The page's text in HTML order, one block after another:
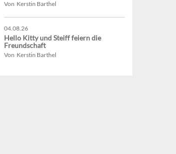
Von Kerstin Barthel
04.08.26
Hello Kitty und Steiff feiern die
Freundschaft
Von Kerstin Barthel